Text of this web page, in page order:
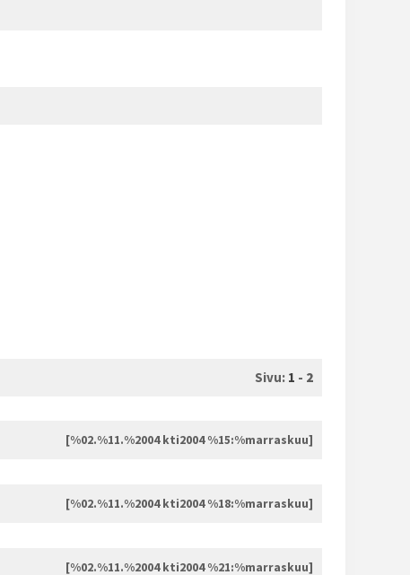
Sivu: 1 - 2
[%02.%11.%2004 kti2004 %15:%marraskuu]
[%02.%11.%2004 kti2004 %18:%marraskuu]
[%02.%11.%2004 kti2004 %21:%marraskuu]